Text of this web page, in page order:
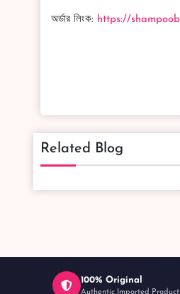
অর্ডার লিংক: https://
Related Blog
100% Original
Authentic Imported